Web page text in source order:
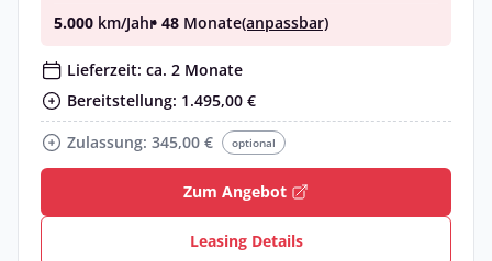
5.000 km/Jahr• 48 Monate(anpassbar)
Lieferzeit: ca. 2 Monate
Bereitstellung: 1.495,00 €
Zulassung: 345,00 €
optional
Zum Angebot
Leasing Details